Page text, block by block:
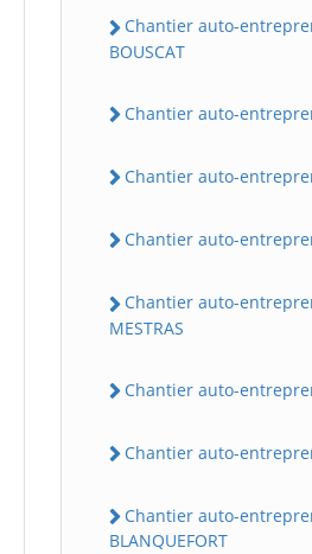
Chantier auto-
BOUSCAT
Chantier auto-
Chantier auto-
Chantier auto-
Chantier auto-
MESTRAS
Chantier auto-
Chantier auto-
Chantier auto-
BLANQUEFORT